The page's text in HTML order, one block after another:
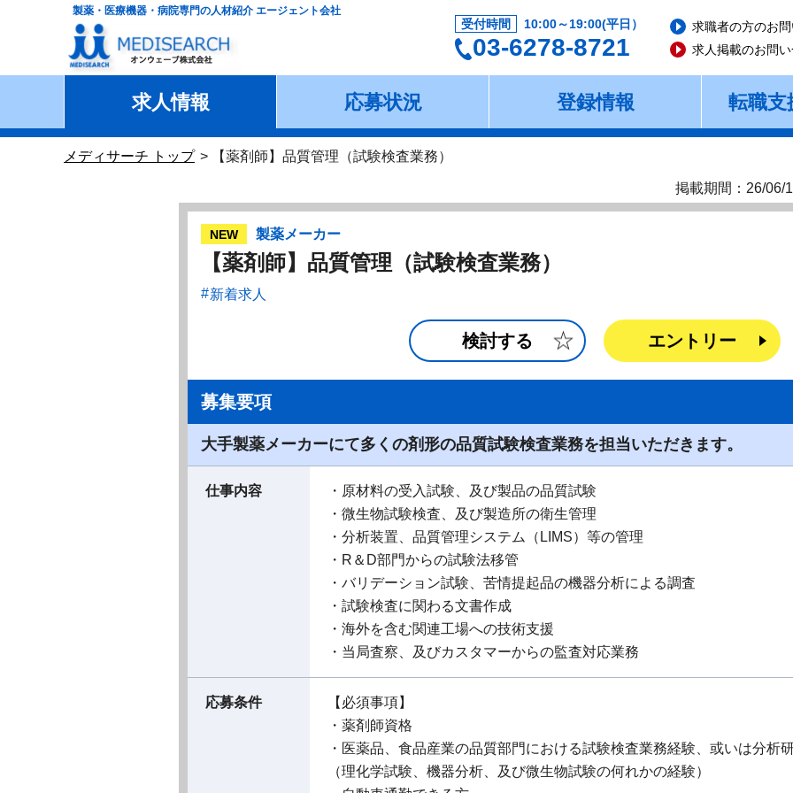
製薬・医療機器・病院専門の人材紹介 エージェント会社
受付時間 10:00～19:00(平日）
03-6278-8721
求職者の方のお
求人掲載のお問
求人情報 応募状況 登録情報 転職支
メディサーチ トップ 【薬剤師】品質管理（試験検査業務）
掲載期間：26/
NEW 製薬メーカー
【薬剤師】品質管理（試験検査業務）
新着求人
検討する エントリー
募集要項
大手製薬メーカーにて多くの剤形の品質試験検査業務を担当いただきます。
仕事内容
・原材料の受入試験、及び製品の品質試験
・微生物試験検査、及び製造所の衛生管理
・分析装置、品質管理システム（LIMS）等の管理
・R＆D部門からの試験法移管
・バリデーション試験、苦情提起品の機器分析による調査
・試験検査に関わる文書作成
・海外を含む関連工場への技術支援
・当局査察、及びカスタマーからの監査対応業務
応募条件
【必須事項】
・薬剤師資格
・医薬品、食品産業の品質部門における試験検査業務経験、或いは分析
（理化学試験、機器分析、及び微生物試験の